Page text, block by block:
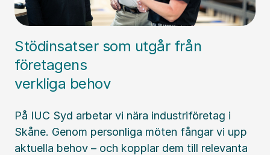
Stödinsatser som utgår från
företagens
verkliga behov
På IUC Syd arbetar vi nära industriföretag i
Skåne. Genom personliga möten fångar vi upp
aktuella behov – och kopplar dem till relevanta